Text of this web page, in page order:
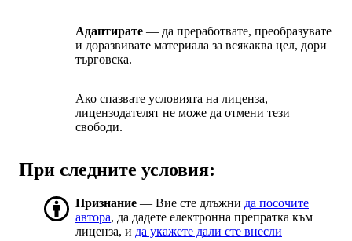
Адаптирате — да преработвате, преобразувате
и доразвивате материала за всякаква цел, дори
търговска.
Ако спазвате условията на лиценза,
лицензодателят не може да отмени тези
свободи.
При следните условия:
Признание — Вие сте длъжни да посочите
автора, да дадете електронна препратка към
лиценза, и да укажете дали сте внесли